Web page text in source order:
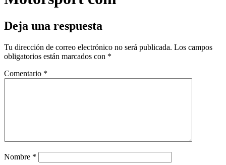
Deja una respuesta
Tu dirección de correo electrónico no será publicada. Los campos
obligatorios están marcados con *
Comentario *
Nombre *